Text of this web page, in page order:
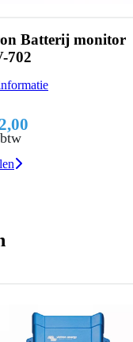
rood 25mm2